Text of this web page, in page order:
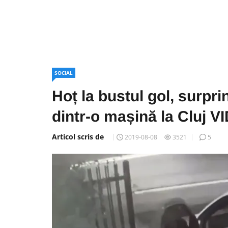
SOCIAL
Hoț la bustul gol,
dintr-o mașină la Cluj
Articol scris de 2019-08-08 3521 5